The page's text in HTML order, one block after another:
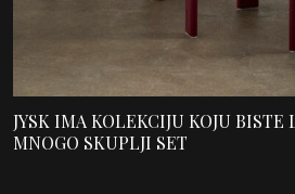
NAJČITANIJE